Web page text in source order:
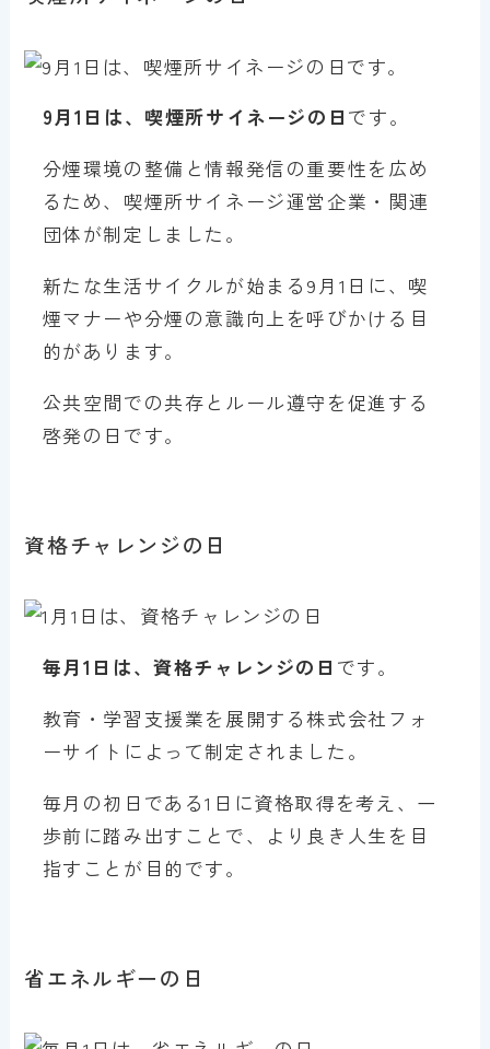
9月1日は、喫煙所サイネージの日 です。
分煙環境の整備と情報発信の重要性を広め
るため、喫煙所サイネージ運営企業・関連
団体が制定しました。
新たな生活サイクルが始まる9月1日に、喫
煙マナーや分煙の意識向上を呼びかける目
的があります。
公共空間での共存とルール遵守を促進する
啓発の日です。
資格チャレンジの日
毎月1日は、資格チャレンジの日 です。
教育・学習支援業を展開する株式会社フォ
ーサイトによって制定されました。
毎月の初日である1日に資格取得を考え、一
歩前に踏み出すことで、より良き人生を目
指すことが目的です。
省エネルギーの日